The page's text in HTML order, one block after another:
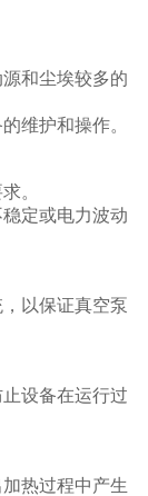
和尘埃较多的
维护和操作。
。
定或电力波动
以保证真空泵
设备在运行过
热过程中产生